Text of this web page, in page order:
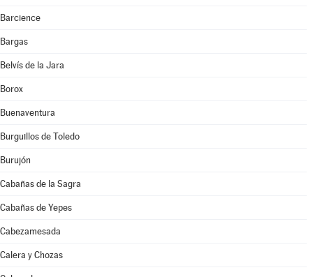
Barcience
Bargas
Belvís de la Jara
Borox
Buenaventura
Burguillos de Toledo
Burujón
Cabañas de la Sagra
Cabañas de Yepes
Cabezamesada
Calera y Chozas